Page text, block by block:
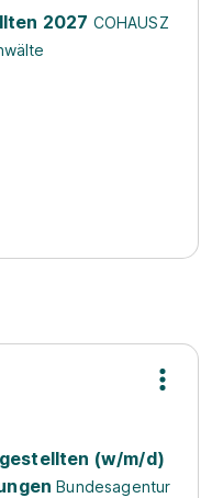
2027 COHAUSZ
(w/m/d)
Bundesagentur